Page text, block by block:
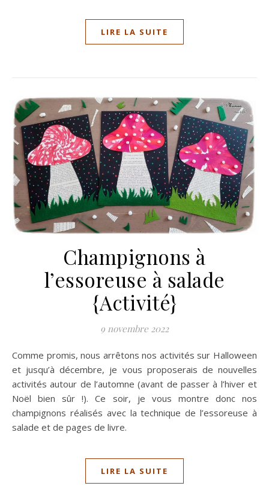
LIRE LA SUITE
Champignons à
l’essoreuse à salade
{Activité}
9 novembre 2022
Comme promis, nous arrêtons nos activités sur Halloween
et jusqu’à décembre, je vous proposerais de nouvelles
activités autour de l’automne (avant de passer à l’hiver et
Noël bien sûr !). Ce soir, je vous montre donc nos
champignons réalisés avec la technique de l’essoreuse à
salade et de pages de livre.
LIRE LA SUITE